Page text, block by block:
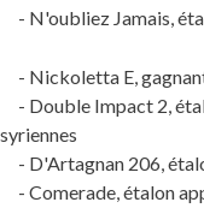
- N'oubliez Jamais,
- Nickoletta E,
- Double Impact 2,
syriennes
- D'Artagnan 206,
- Comerade, étalon